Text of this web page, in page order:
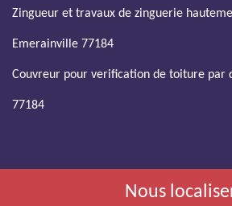
Zingueur et travaux de zinguerie
Emerainville 77184
Couvreur pour verification de toiture par
77184
Nous